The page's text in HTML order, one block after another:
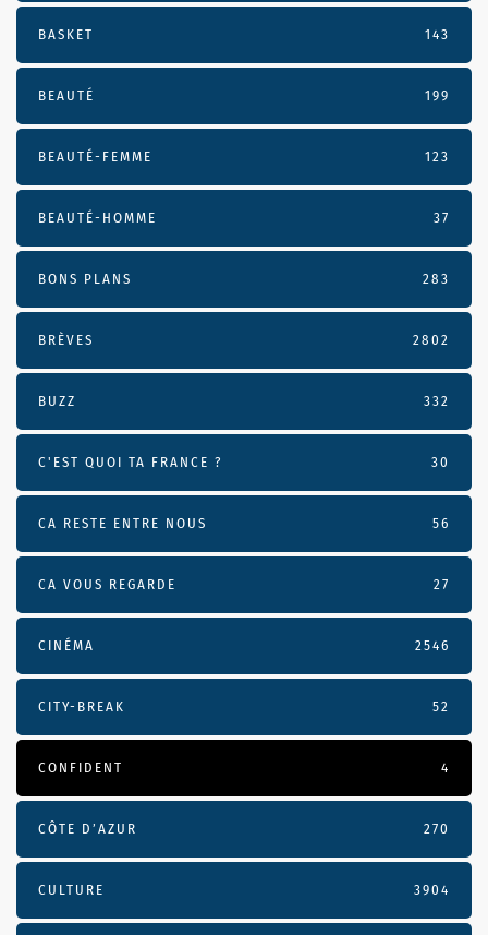
BASKET 143
BEAUTÉ 199
BEAUTÉ-FEMME 123
BEAUTÉ-HOMME 37
BONS PLANS 283
BRÈVES 2802
BUZZ 332
C'EST QUOI TA FRANCE ? 30
CA RESTE ENTRE NOUS 56
CA VOUS REGARDE 27
CINÉMA 2546
CITY-BREAK 52
CONFIDENT 4
CÔTE D’AZUR 270
CULTURE 3904